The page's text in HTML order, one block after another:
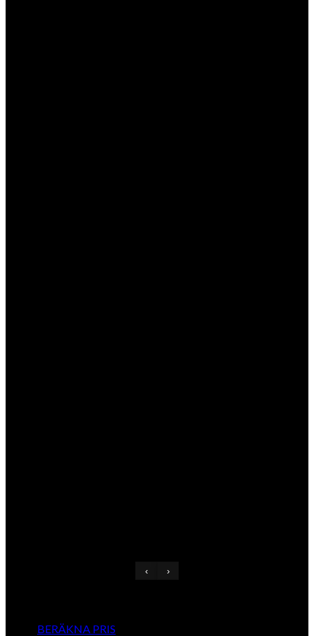
‹ ›
BERÄKNA PRIS